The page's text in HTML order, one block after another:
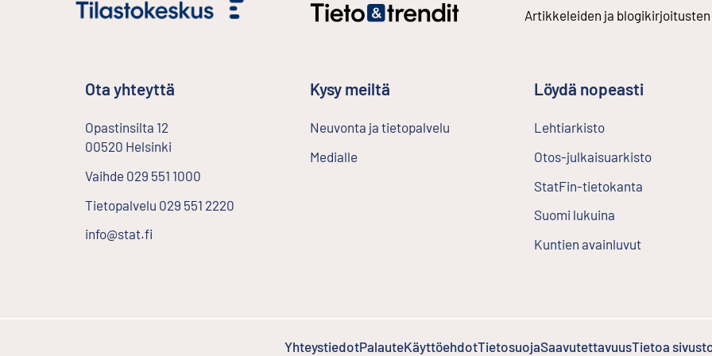
Artikkeleiden ja
Ota yhteyttä
Opastinsilta 12
00520 Helsinki
Vaihde 029 551 1000
Tietopalvelu 029 551 2220
info@stat.fi
Kysy meiltä
Neuvonta ja tietopalvelu
Medialle
Löydä nopeasti
Lehtiarkisto
Otos-julkaisuarkisto
StatFin-tietokanta
Suomi lukuina
Kuntien avainluvut
YhteystiedotPalauteUlkoinen linkki
KäyttöehdotUlkoinen linkki
TietosuojaSaavutettavuusTietoa